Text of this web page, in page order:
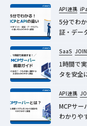
API連携
5分でわ
証・デー
SaaS
1時間で
タを安全
API連携
MCPサー
わかりや